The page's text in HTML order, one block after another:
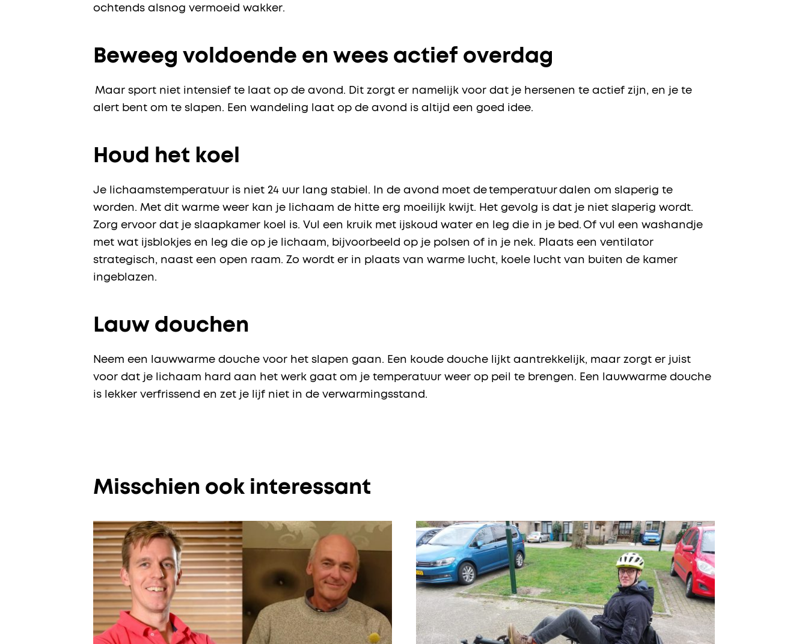
ochtends alsnog vermoeid wakker.
Beweeg voldoende en wees actief overdag
Maar sport niet intensief te laat op de avond. Dit zorgt er namelijk voor dat je hersenen te actief zijn, en je te
alert bent om te slapen. Een wandeling laat op de avond is altijd een goed idee.
Houd het koel
Je lichaamstemperatuur is niet 24 uur lang stabiel. In de avond moet de temperatuur dalen om slaperig te
worden. Met dit warme weer kan je lichaam de hitte erg moeilijk kwijt. Het gevolg is dat je niet slaperig wordt.
Zorg ervoor dat je slaapkamer koel is. Vul een kruik met ijskoud water en leg die in je bed. Of vul een washandje
met wat ijsblokjes en leg die op je lichaam, bijvoorbeeld op je polsen of in je nek. Plaats een ventilator
strategisch, naast een open raam. Zo wordt er in plaats van warme lucht, koele lucht van buiten de kamer
ingeblazen.
Lauw douchen
Neem een lauwwarme douche voor het slapen gaan. Een koude douche lijkt aantrekkelijk, maar zorgt er juist
voor dat je lichaam hard aan het werk gaat om je temperatuur weer op peil te brengen. Een lauwwarme douche
is lekker verfrissend en zet je lijf niet in de verwarmingsstand.
Misschien ook interessant